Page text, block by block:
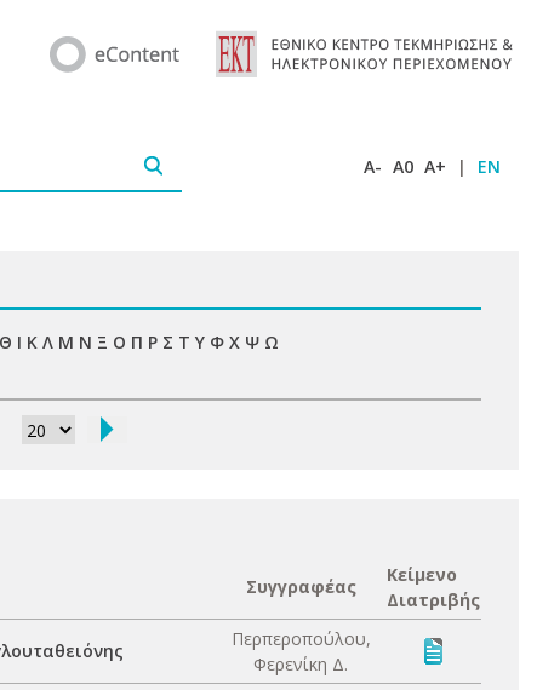
A- A0 A+ | EN
Θ Ι Κ Λ Μ Ν Ξ Ο Π Ρ Σ Τ Υ Φ Χ Ψ Ω
Συγγραφέας
Κείμενο
Διατριβής
Περπεροπούλου,
Φερενίκη Δ.